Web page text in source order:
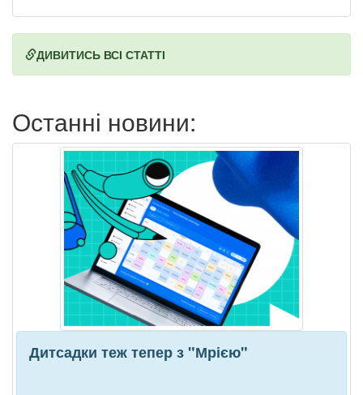
ДИВИТИСЬ ВСІ СТАТТІ
Останні новини:
Дитсадки теж тепер з "Мрією"